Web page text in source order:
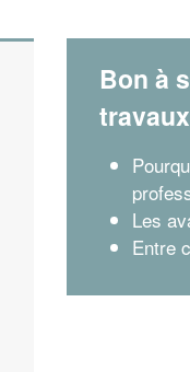
Bon à
travaux
Les
Entre